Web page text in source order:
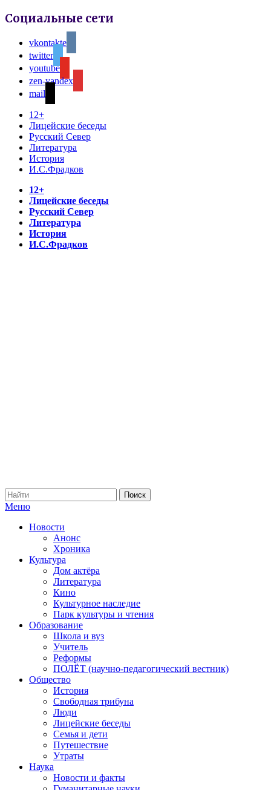
Социальные сети
vkontakte
twitter
youtube
zen-yandex
mail
12+
Лицейские беседы
Русский Север
Литература
История
И.С.Фрадков
12+
Лицейские беседы
Русский Север
Литература
История
И.С.Фрадков
Меню
Новости
Анонс
Хроника
Культура
Дом актёра
Литература
Кино
Культурное наследие
Парк культуры и чтения
Образование
Школа и вуз
Учитель
Реформы
ПОЛЁТ (научно-педагогический вестник)
Общество
История
Свободная трибуна
Люди
Лицейские беседы
Семья и дети
Путешествие
Утраты
Наука
Новости и факты